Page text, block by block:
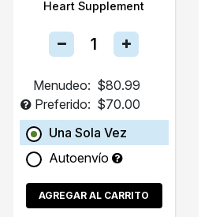
Heart Supplement
Menudeo: $80.99
Preferido: $70.00
Una Sola Vez
Autoenvío
AGREGAR AL CARRITO